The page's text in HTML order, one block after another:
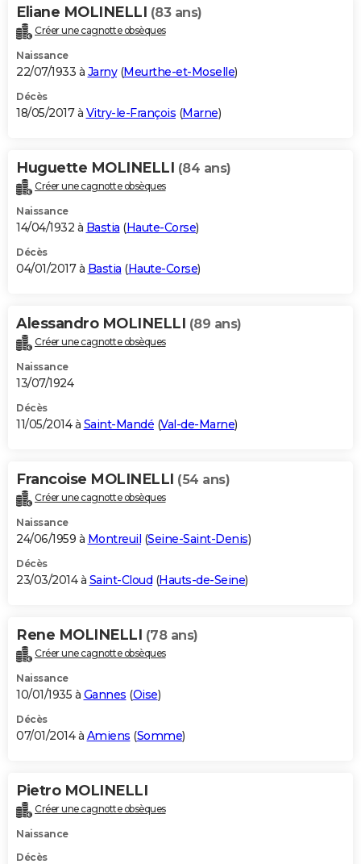
Eliane MOLINELLI (83 ans)
Créer une cagnotte obsèques
Naissance
22/07/1933 à Jarny(Meurthe-et-Moselle)
Décès
18/05/2017 à Vitry-le-François (Marne)
Huguette MOLINELLI (84 ans)
Créer une cagnotte obsèques
Naissance
14/04/1932 à Bastia (Haute-Corse)
Décès
04/01/2017 à Bastia (Haute-Corse)
Alessandro MOLINELLI (89 ans)
Créer une cagnotte obsèques
Naissance
13/07/1924
Décès
11/05/2014 à Saint-Mandé (Val-de-Marne)
Francoise MOLINELLI (54 ans)
Créer une cagnotte obsèques
Naissance
24/06/1959 à Montreuil (Seine-Saint-Denis)
Décès
23/03/2014 à Saint-Cloud (Hauts-de-Seine)
Rene MOLINELLI (78 ans)
Créer une cagnotte obsèques
Naissance
10/01/1935 à Gannes (Oise)
Décès
07/01/2014 à Amiens (Somme)
Pietro MOLINELLI
Créer une cagnotte obsèques
Naissance
Décès